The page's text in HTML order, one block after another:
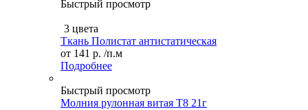
Быстрый просмотр
3 цвета
Ткань Полистат антистатическая
от 141 р. /п.м
Подробнее
Быстрый просмотр
Молния рулонная витая Т8 21г